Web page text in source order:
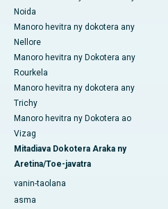
Noida
Manoro hevitra ny dokotera any
Nellore
Manoro hevitra ny Dokotera any
Rourkela
Manoro hevitra ny dokotera any
Trichy
Manoro hevitra ny Dokotera ao
Vizag
Mitadiava Dokotera Araka ny
Aretina/Toe-javatra
vanin-taolana
asma